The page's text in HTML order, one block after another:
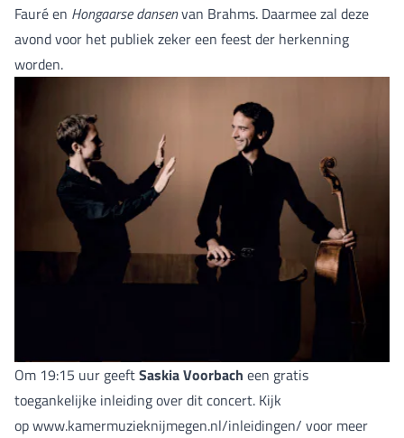
Fauré en Hongaarse dansenvan Brahms. Daarmee zal deze
avond voor het publiek zeker een feest der herkenning
worden.
Om 19:15 uur geeftSaskia Voorbach een gratis
toegankelijke inleiding over dit concert. Kijk
opwww.kamermuzieknijmegen.nl/inleidingen/ voor meer